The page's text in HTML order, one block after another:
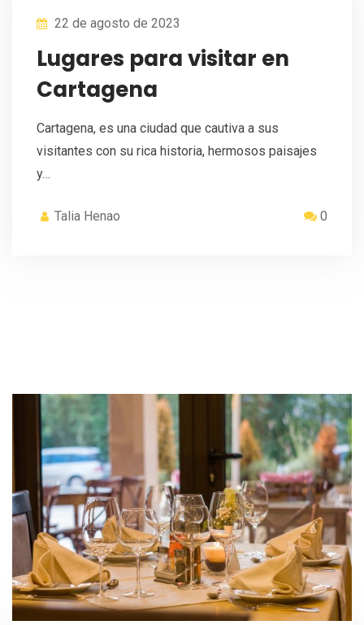
22 de agosto de 2023
Lugares para visitar en
Cartagena
Cartagena, es una ciudad que cautiva a sus
visitantes con su rica historia, hermosos paisajes
y…
Talia Henao 0